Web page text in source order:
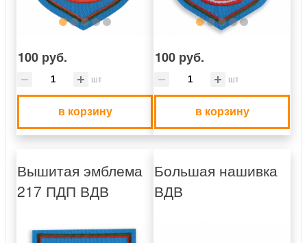
100 руб.
шт
в корзину
100 руб.
шт
в корзину
Вышитая эмблема
217 ПДП ВДВ
Большая нашивка
ВДВ